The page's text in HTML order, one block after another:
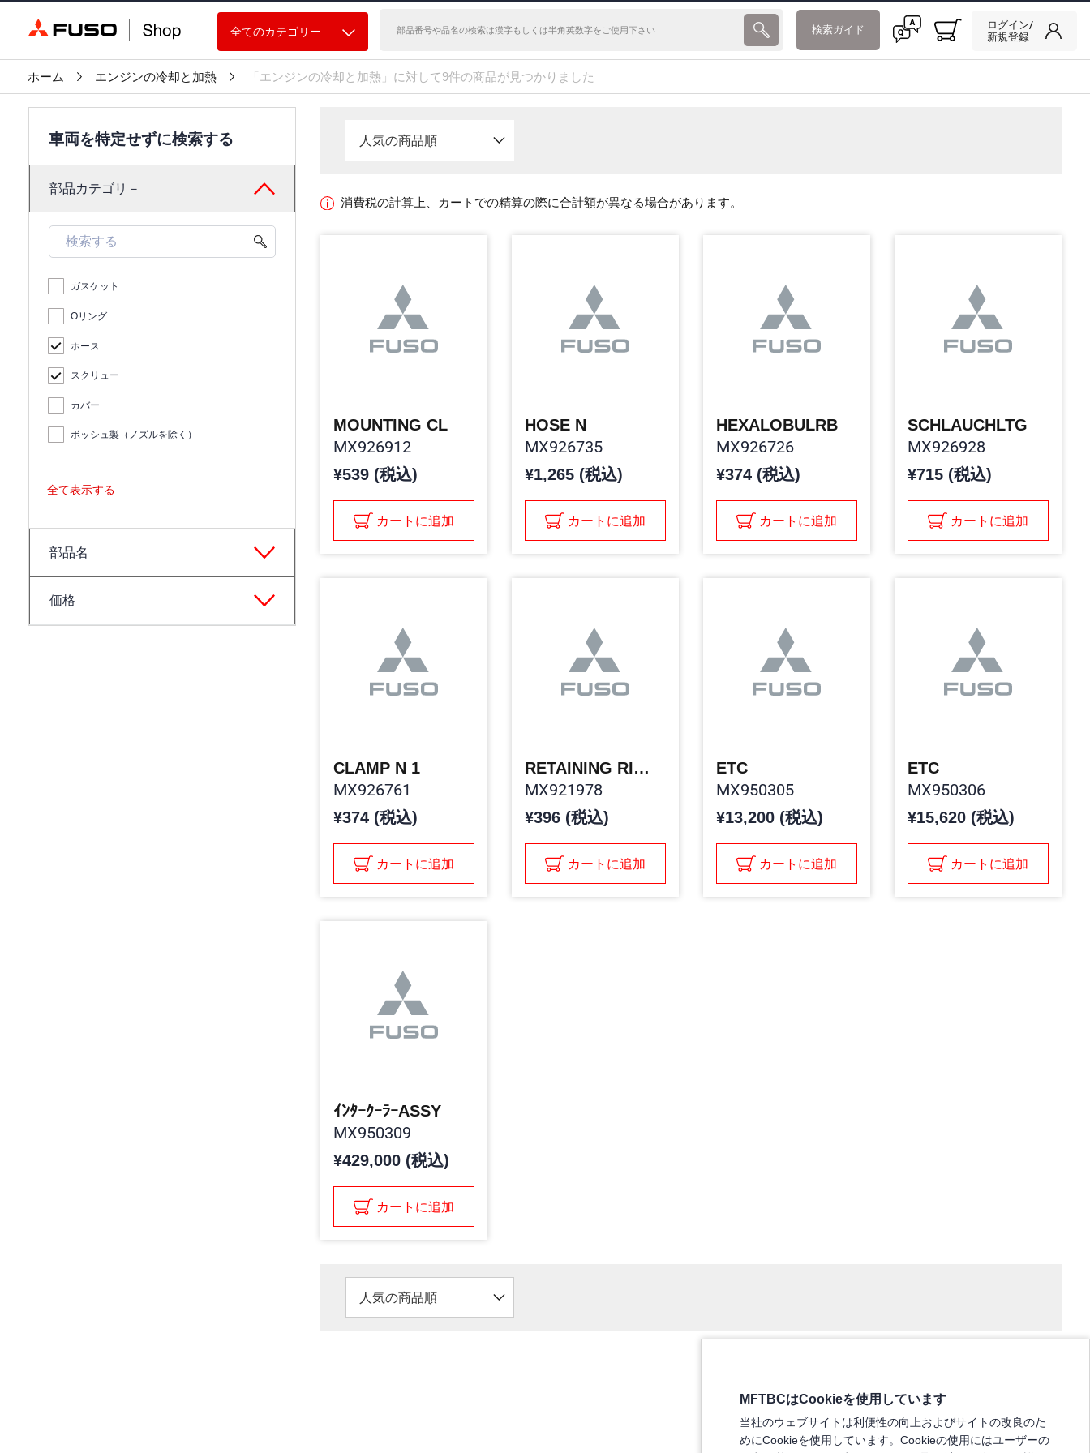
全てのカテゴリー 検索ガイド
ログイン/
新規登録
ホーム エンジンの冷却と加熱 「エンジンの冷却と加熱」に対して9件の商品が見つかりました
車両を特定せずに検索する
部品カテゴリ－
ガスケット
Oリング
ホース
スクリュー
カバー
ボッシュ製（ノズルを除く）
全て表示する
部品名
価格
人気の商品順
消費税の計算上、カートでの精算の際に合計額が異なる場合があります。
MOUNTING CL
MX926912
¥539 (税込)
カートに追加
HOSE N
MX926735
¥1,265 (税込)
カートに追加
HEXALOBULRB
MX926726
¥374 (税込)
カートに追加
SCHLAUCHLTG
MX926928
¥715 (税込)
カートに追加
CLAMP N 1
MX926761
¥374 (税込)
カートに追加
RETAINING RING
MX921978
¥396 (税込)
カートに追加
ETC
MX950305
¥13,200 (税込)
カートに追加
ETC
MX950306
¥15,620 (税込)
カートに追加
ｲﾝﾀｰｸｰﾗｰASSY
MX950309
¥429,000 (税込)
カートに追加
人気の商品順
MFTBCはCookieを使用しています
当社のウェブサイトは利便性の向上およびサイトの改良のた
めにCookieを使用しています。Cookieの使用にはユーザーの